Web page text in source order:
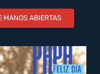
MANOS ABIERTAS